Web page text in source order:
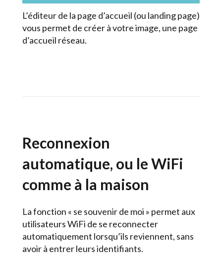
L’éditeur de la page d’accueil (ou landing page)
vous permet de créer à votre image, une page
d’accueil réseau.
Reconnexion
automatique, ou le WiFi
comme à la maison
La fonction « se souvenir de moi » permet aux
utilisateurs WiFi de se reconnecter
automatiquement lorsqu’ils reviennent, sans
avoir à entrer leurs identifiants.